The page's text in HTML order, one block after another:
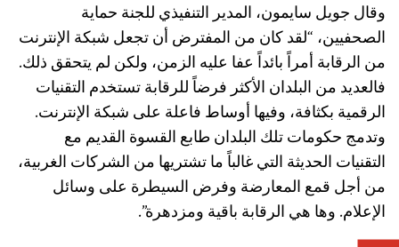
وقال جويل سايمون، المدير التنفيذي للجنة حماية
الصحفيين، “لقد كان من المفترض أن تجعل شبكة الإنترنت
من الرقابة أمراً بائداً عفا عليه الزمن، ولكن لم يتحقق ذلك.
فالعديد من البلدان الأكثر فرضاً للرقابة تستخدم التقنيات
الرقمية بكثافة، وفيها أوساط فاعلة على شبكة الإنترنت.
وتدمج حكومات تلك البلدان طابع القسوة القديم مع
التقنيات الحديثة التي غالباً ما تشتريها من الشركات الغربية،
من أجل قمع المعارضة وفرض السيطرة على وسائل
الإعلام. وها هي الرقابة باقية ومزدهرة”.